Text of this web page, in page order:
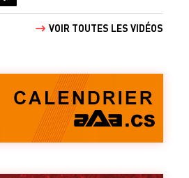
VOIR TOUTES LES VIDÉOS